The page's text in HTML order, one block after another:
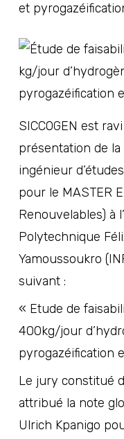
et
SICCOGEN est
présentation de
ingénieur d’études
pour le MASTER
Renouvelables) à l’
Polytechnique
Yamoussoukro
suivant :
« Etude de
400kg/jour
pyrogazéification
Le jury constitué
attribué la note
Ulrich Kpanigo